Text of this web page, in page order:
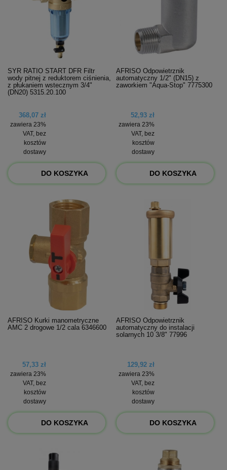
SYR RATIO START DFR Filtr
wody pitnej z reduktorem ciśnienia,
z płukaniem wstecznym 3/4"
(DN20) 5315.20.100
368,07 zł
zawiera 23%
VAT, bez
kosztów
dostawy
DO KOSZYKA
AFRISO Odpowietrznik
automatyczny 1/2" (DN15) z
zaworkiem "Aqua-Stop" 7775300
52,93 zł
zawiera 23%
VAT, bez
kosztów
dostawy
DO KOSZYKA
AFRISO Kurki manometryczne
AMC 2 drogowe 1/2 cala 6346600
57,33 zł
zawiera 23%
VAT, bez
kosztów
dostawy
DO KOSZYKA
AFRISO Odpowietrznik
automatyczny do instalacji
solarnych 10 3/8" 77996
129,92 zł
zawiera 23%
VAT, bez
kosztów
dostawy
DO KOSZYKA